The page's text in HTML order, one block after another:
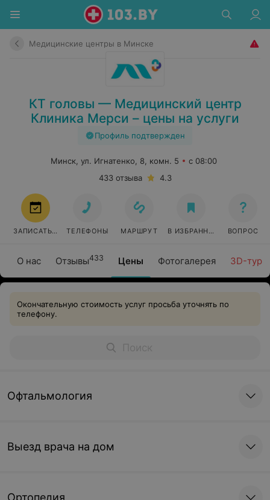
Медицинские центры в Минске
КТ головы — Медицинский центр
Клиника Мерси – цены на услуги
Профиль подтвержден
О нас Отзывы433 Цены Фотогалерея 3D-тур
Минск, ул. Игнатенко, 8, комн. 5
с 08:00
433 отзыва
4.3
ЗАПИСАТЬСЯ ТЕЛЕФОНЫ МАРШРУТ В ИЗБРАННОЕ ВОПРОС
Окончательную стоимость услуг просьба уточнять по
телефону.
Офтальмология
Выезд врача на дом
Ортопедия